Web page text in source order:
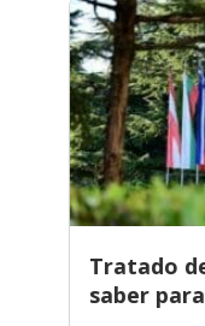
Tratado
saber